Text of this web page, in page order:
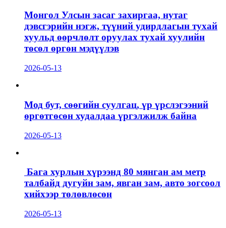
Монгол Улсын засаг захиргаа, нутаг
дэвсгэрийн нэгж, түүний удирдлагын тухай
хуульд өөрчлөлт оруулах тухай хуулийн
төсөл өргөн мэдүүлэв
2026-05-13
Мод бут, сөөгийн суулгац, үр үрслэгээний
өргөтгөсөн худалдаа үргэлжилж байна
2026-05-13
Бага хурлын хүрээнд 80 мянган ам метр
талбайд дугуйн зам, явган зам, авто зогсоол
хийхээр төлөвлөсөн
2026-05-13